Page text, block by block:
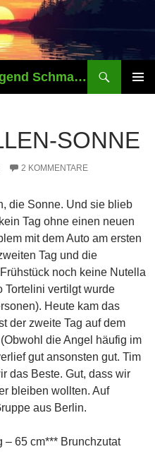
Reisetagebuch der ev. Jugend Schmalkalden
SONNE
2 KOMMENTARE
die Sonne. Und sie blieb
Tag ohne einen neuen
mit dem Auto am ersten
Tag und die
noch keine Nutella
Tortelini vertilgt wurde
Heute kam das
der zweite Tag auf dem
die Angel häufig im
gut ansonsten gut. Tim
das Beste. Gut, dass wir
bleiben wollten. Auf
aus Berlin.
– 65 cm*** Brunchzutat